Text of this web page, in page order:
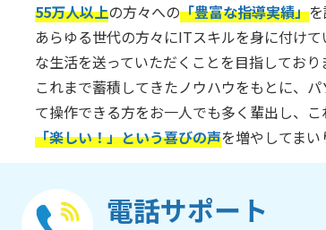
55万人以上の方々への「豊富な指導実績」
あらゆる世代の方々にITスキルを身に付け
な生活を送っていただくことを目指しており
これまで蓄積してきたノウハウをもとに、
て操作できる方をお一人でも多く輩出し、こ
「楽しい！」という喜びの声を増やしてまい
電話サポート